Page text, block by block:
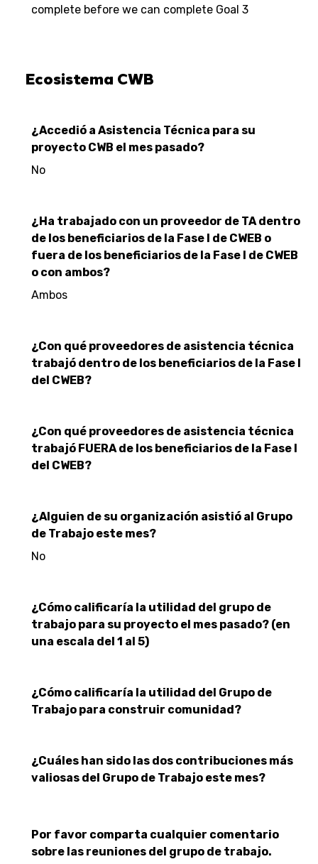
complete before we can complete Goal 3
Ecosistema CWB
¿Accedió a Asistencia Técnica para su
proyecto CWB el mes pasado?
No
¿Ha trabajado con un proveedor de TA dentro
de los beneficiarios de la Fase I de CWEB o
fuera de los beneficiarios de la Fase I de CWEB
o con ambos?
Ambos
¿Con qué proveedores de asistencia técnica
trabajó dentro de los beneficiarios de la Fase I
del CWEB?
¿Con qué proveedores de asistencia técnica
trabajó FUERA de los beneficiarios de la Fase I
del CWEB?
¿Alguien de su organización asistió al Grupo
de Trabajo este mes?
No
¿Cómo calificaría la utilidad del grupo de
trabajo para su proyecto el mes pasado? (en
una escala del 1 al 5)
¿Cómo calificaría la utilidad del Grupo de
Trabajo para construir comunidad?
¿Cuáles han sido las dos contribuciones más
valiosas del Grupo de Trabajo este mes?
Por favor comparta cualquier comentario
sobre las reuniones del grupo de trabajo.